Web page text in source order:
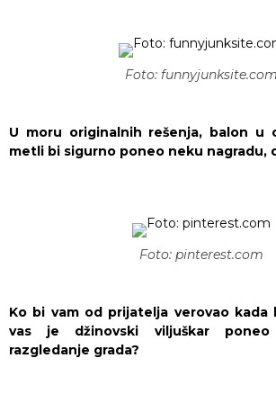
Foto: funnyjunksite.com
U moru originalnih rešenja, balon u
metli bi sigurno poneo neku nagradu,
Foto: pinterest.com
Ko bi vam od prijatelja verovao
vas je džinovski viljuškar poneo
razgledanje grada?